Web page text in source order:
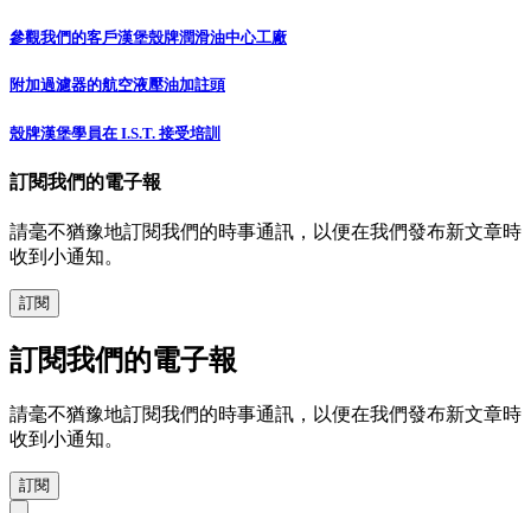
參觀我們的客戶漢堡殼牌潤滑油中心工廠
附加過濾器的航空液壓油加註頭
殼牌漢堡學員在 I.S.T. 接受培訓
訂閱我們的電子報
請毫不猶豫地訂閱我們的時事通訊，以便在我們發布新文章時
收到小通知。
訂閱
訂閱我們的電子報
請毫不猶豫地訂閱我們的時事通訊，以便在我們發布新文章時
收到小通知。
訂閱